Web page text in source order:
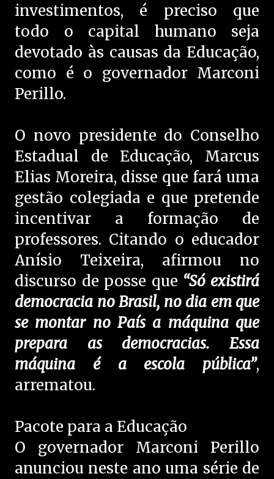
investimentos, é preciso que
todo o capital humano seja
devotado às causas da Educação,
como é o governador Marconi
Perillo.
O novo presidente do Conselho
Estadual de Educação, Marcus
Elias Moreira, disse que fará uma
gestão colegiada e que pretende
incentivar a formação de
professores. Citando o educador
Anísio Teixeira, afirmou no
discurso de posse que “Só existirá
democracia no Brasil, no dia em que
se montar no País a máquina que
prepara as democracias. Essa
máquina é a escola pública”,
arrematou.
Pacote para a Educação
O governador Marconi Perillo
anunciou neste ano uma série de